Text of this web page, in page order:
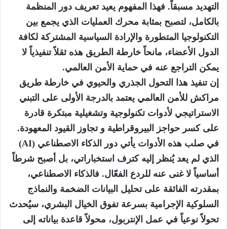
التهديد مسبقاً. فهذا المفهوم يعيد تعريف دور المنظمة
بالكامل، لتصبح بمثابة محرك العمليات الذي يجمع بين
التكنولوجيا المتطورة والإرادة السياسية المشتركة لكافة
الدول الأعضاء، مانحاً خارطة الطريق هذه ثقلاً تنفيذياً لا
يمكن التراجع عنه في حماية الأمن العالمي.
إن تنفيذ هذا التحول الجذري والحيوي في خارطة طريق
مراكش للأمن العالمي يعتمد بالدرجة الأولى على التبني
الاستراتيجي لأدوات تكنولوجية وتشغيلية مبتكرة قادرة
على كسر حواجز البيروقراطية و تجاوز القيود المعهودة.
في صلب هذه الأدوات يأتي دور الذكاء الاصطناعي (AI)
الذي لم يعد يُنظر إليه كترف استخباراتي، بل أصبح شرطاً
أساسياً لا غنى عنه للردع الفعّال. فالذكاء الاصطناعي،
بمقدرته الفائقة على تحليل البيانات الضخمة والنماذج
السلوكية الإجرامية بسرعة تفوق الخيال البشري، سيُحدث
تحولاً نوعياً في عمل الإنتربول، محولاً قاعدة بياناته إلى